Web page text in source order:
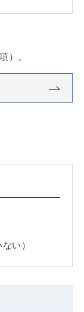
）。
い）